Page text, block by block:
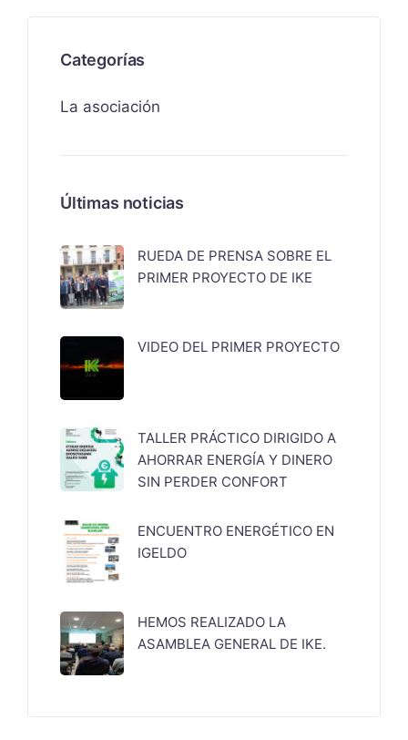
Categorías
La asociación
Últimas noticias
RUEDA DE PRENSA SOBRE EL
PRIMER PROYECTO DE IKE
VIDEO DEL PRIMER PROYECTO
TALLER PRÁCTICO DIRIGIDO A
AHORRAR ENERGÍA Y DINERO
SIN PERDER CONFORT
ENCUENTRO ENERGÉTICO EN
IGELDO
HEMOS REALIZADO LA
ASAMBLEA GENERAL DE IKE.